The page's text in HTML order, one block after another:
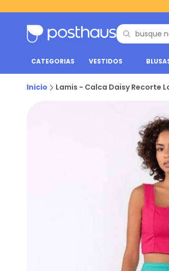
CATEGORIAS VESTIDOS
Inicio Lamis - Calca Daisy Recorte